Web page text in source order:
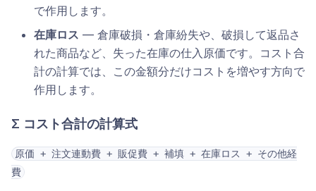
で作用します。
在庫ロス — 倉庫破損・倉庫紛失や、破損して返品さ
れた商品など、失った在庫の仕入原価です。コスト合
計の計算では、この金額分だけコストを増やす方向で
作用します。
Σ コスト合計の計算式
原価 + 注文連動費 + 販促費 + 補填 + 在庫ロス + その他経
費